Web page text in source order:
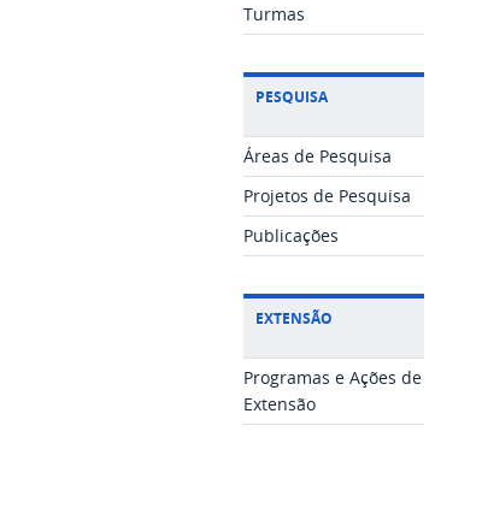
Turmas
PESQUISA
Áreas de Pesquisa
Projetos de Pesquisa
Publicações
EXTENSÃO
Programas e Ações de
Extensão